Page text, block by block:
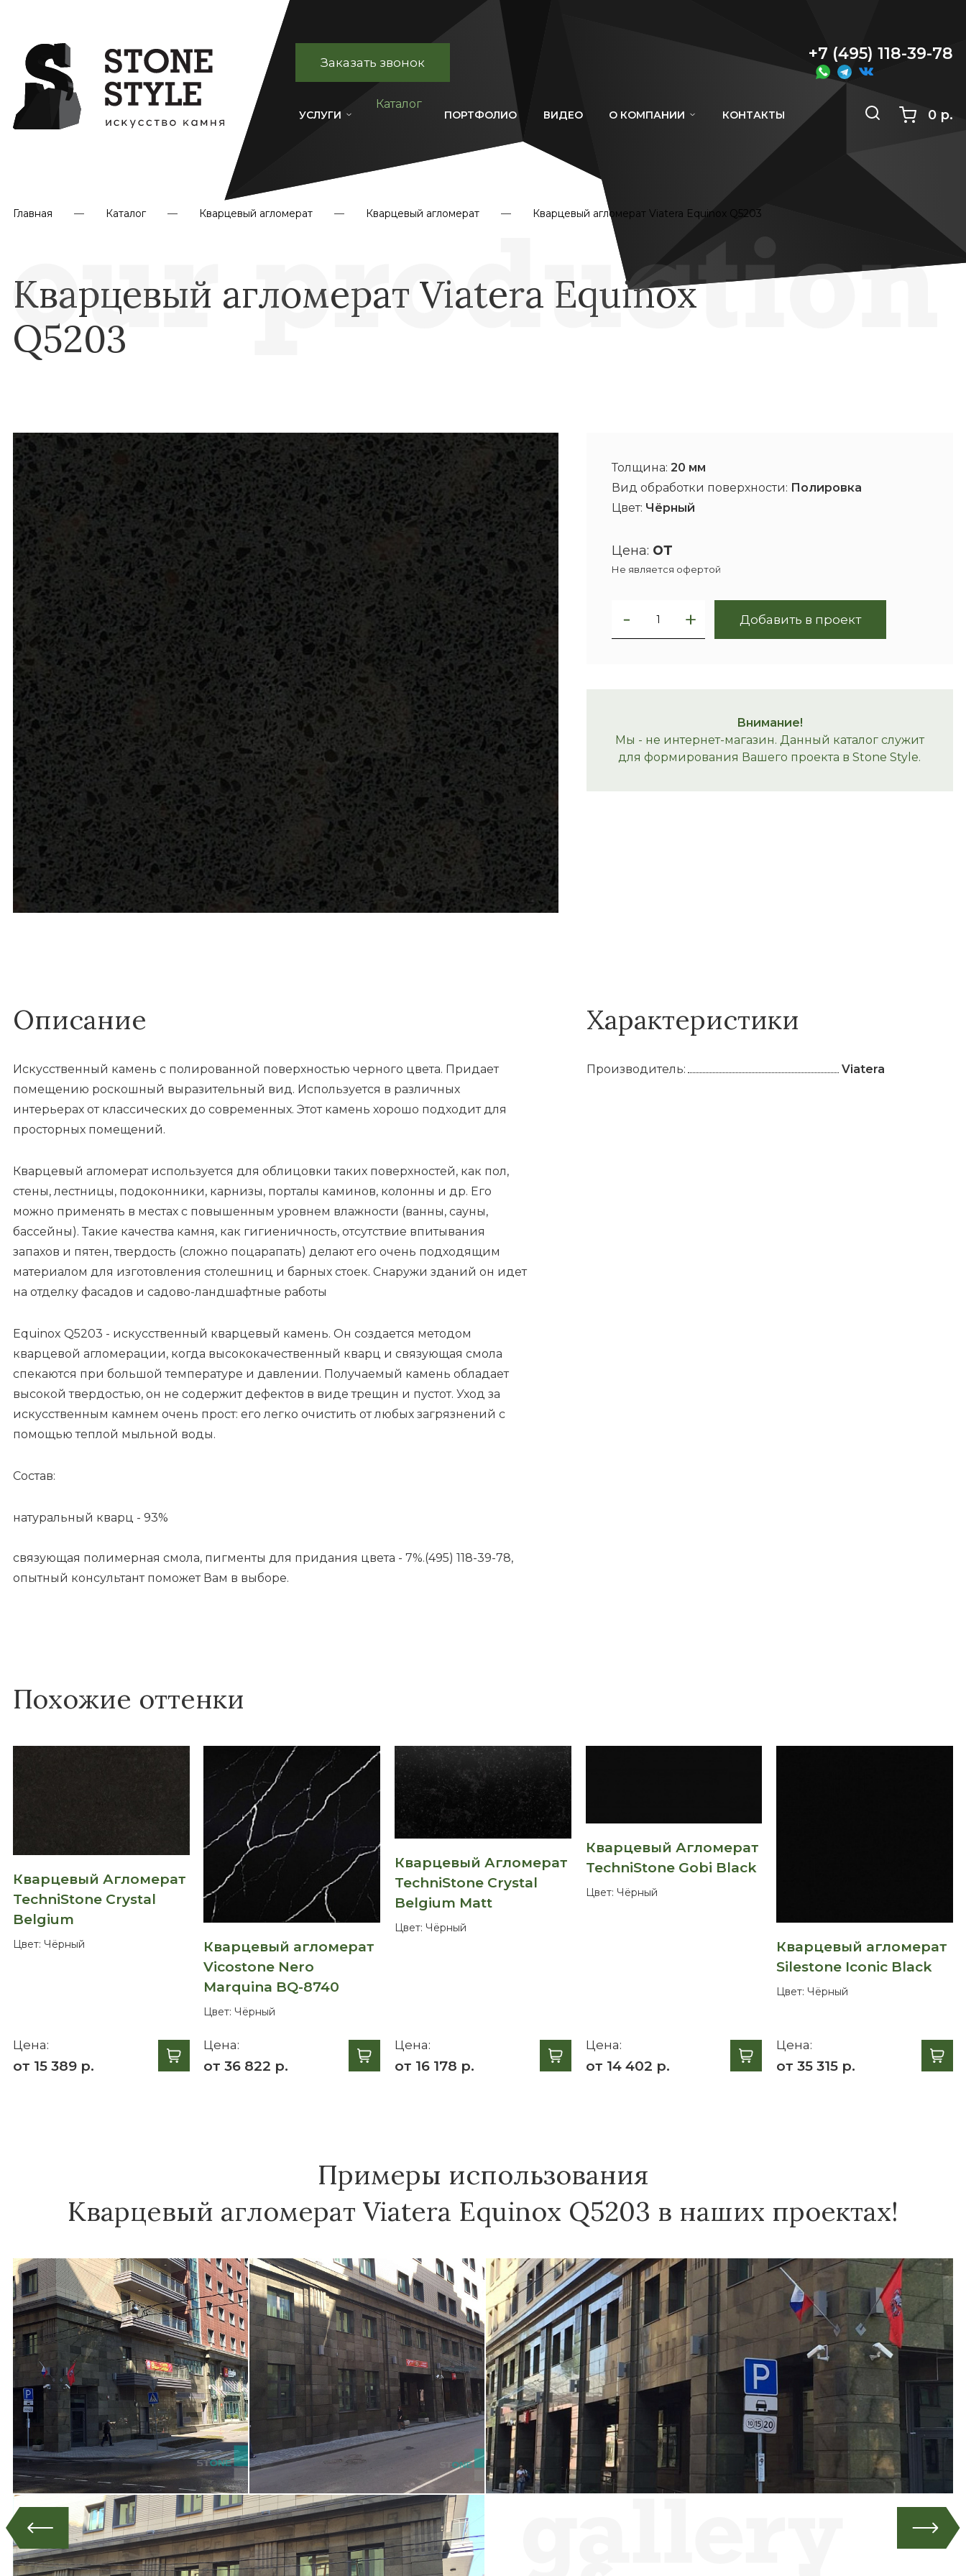
Заказать звонок +7 (495) 118-39-78
УСЛУГИ
Каталог
ПОРТФОЛИО ВИДЕО О КОМПАНИИ КОНТАКТЫ 0 р.
Главная Каталог Кварцевый агломерат Кварцевый агломерат Кварцевый агломерат Viatera Equinox Q5203
Кварцевый агломерат Viatera Equinox
Q5203
Толщина: 20 мм
Вид обработки поверхности: Полировка
Цвет: Чёрный
Цена: от
Не является офертой
Добавить в проект
Внимание!
Мы - не интернет-магазин. Данный каталог служит
для формирования Вашего проекта в Stone Style.
Описание
Искусственный камень с полированной поверхностью черного цвета. Придает
помещению роскошный выразительный вид. Используется в различных
интерьерах от классических до современных. Этот камень хорошо подходит для
просторных помещений.
Кварцевый агломерат используется для облицовки таких поверхностей, как пол,
стены, лестницы, подоконники, карнизы, порталы каминов, колонны и др. Его
можно применять в местах с повышенным уровнем влажности (ванны, сауны,
бассейны). Такие качества камня, как гигиеничность, отсутствие впитывания
запахов и пятен, твердость (сложно поцарапать) делают его очень подходящим
материалом для изготовления столешниц и барных стоек. Снаружи зданий он идет
на отделку фасадов и садово-ландшафтные работы
Equinox Q5203 - искусственный кварцевый камень. Он создается методом
кварцевой агломерации, когда высококачественный кварц и связующая смола
спекаются при большой температуре и давлении. Получаемый камень обладает
высокой твердостью, он не содержит дефектов в виде трещин и пустот. Уход за
искусственным камнем очень прост: его легко очистить от любых загрязнений с
помощью теплой мыльной воды.
Состав:
натуральный кварц - 93%
связующая полимерная смола, пигменты для придания цвета - 7%.(495) 118-39-78,
опытный консультант поможет Вам в выборе.
Характеристики
Производитель: Viatera
Похожие оттенки
Кварцевый Агломерат
TechniStone Crystal
Belgium
Цвет: Чёрный
Цена:
от 15 389 р.
Кварцевый агломерат
Vicostone Nero
Marquina BQ-8740
Цвет: Чёрный
Цена:
от 36 822 р.
Кварцевый Агломерат
TechniStone Crystal
Belgium Matt
Цвет: Чёрный
Цена:
от 16 178 р.
Кварцевый Агломерат
TechniStone Gobi Black
Цвет: Чёрный
Цена:
от 14 402 р.
Кварцевый агломерат
Silestone Iconic Black
Цвет: Чёрный
Цена:
от 35 315 р.
Примеры использования
Кварцевый агломерат Viatera Equinox Q5203 в наших проектах!